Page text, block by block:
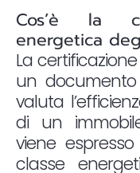
Cos’è la
energetica
La
un
valuta
di un
viene
classe